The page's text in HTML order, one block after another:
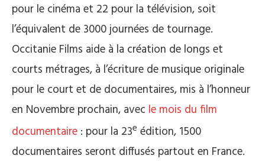
pour le cinéma et 22 pour la télévision, soit
l’équivalent de 3000 journées de tournage.
Occitanie Films aide à la création de longs et
courts métrages, à l’écriture de musique originale
pour le court et de documentaires, mis à l’honneur
en Novembre prochain, avec le mois du film
documentaire : pour la 23e édition, 1500
documentaires seront diffusés partout en France.